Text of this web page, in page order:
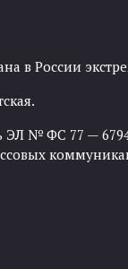
в России
№ ФС 77 —